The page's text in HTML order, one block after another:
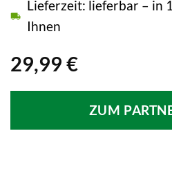
29,99 €
Lieferzeit: lieferbar – in
Ihnen
ZUM